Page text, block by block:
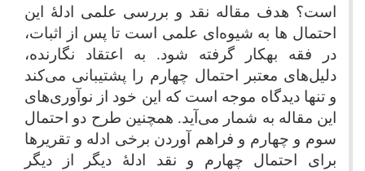
است؟ هدف مقاله نقد و بررسی علمی ادلۀ این
احتمال ها به شیوه‌ای علمی است تا پس از اثبات،
در فقه به­کار گرفته شود. به اعتقاد نگارنده،
دلیل‌های معتبر احتمال چهارم را پشتیبانی می‌کند
و تنها دیدگاه موجه است که این خود از نوآوری‌های
این مقاله به شمار می‌آید. همچنین طرح دو احتمال
سوم و چهارم و فراهم آوردن برخی ادله و تقریرها
برای احتمال چهارم و نقد ادلۀ دیگر از دیگر